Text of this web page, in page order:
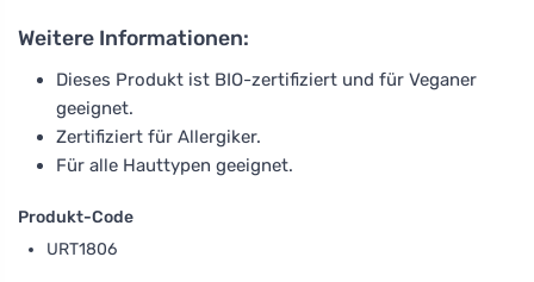
Weitere Informationen:
Dieses Produkt ist BIO-zertifiziert und für Veganer
geeignet.
Zertifiziert für Allergiker.
Für alle Hauttypen geeignet.
Produkt-Code
URT1806